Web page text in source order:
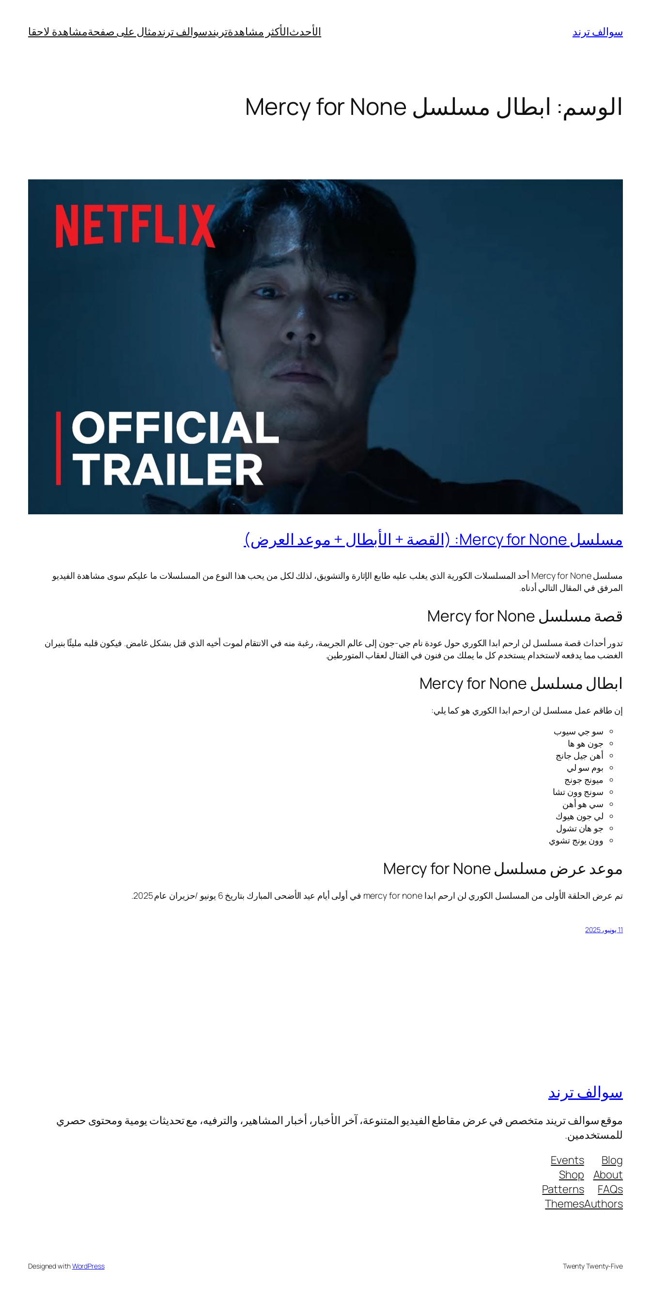
المحتوى
سوالف ترند الأحدثالأكثر مشاهدةتريندسوالف ترندمثال على صفحةمشاهدة لاحقا
الوسم: ابطال مسلسل Mercy for None
مسلسل Mercy for None: (القصة + الأبطال + موعد العرض)
مسلسل Mercy for None أحد المسلسلات الكورية الذي يغلب عليه طابع الإثارة والتشويق، لذلك لكل من يحب هذا النوع من المسلسلات ما عليكم سوى مشاهدة الفيديو
المرفق في المقال التالي أدناه.
قصة مسلسل Mercy for None
تدور أحداث قصة مسلسل لن ارحم ابدا الكوري حول عودة نام جي-جون إلى عالم الجريمة، رغبة منه في الانتقام لموت أخيه الذي قتل بشكل غامض. فيكون قلبه مليئًا بنيران
الغضب مما يدفعه لاستخدام يستخدم كل ما يملك من فنون في القتال لعقاب المتورطين.
ابطال مسلسل Mercy for None
إن طاقم عمل مسلسل لن ارحم ابدا الكوري هو كما يلي:
سو جي سيوب
جون هو ها
أهن جيل جانج
بوم سو لي
ميونج جونج
سونج وون تشا
سي هو أهن
لي جون هيوك
جو هان تشول
وون يونج تشوي
موعد عرض مسلسل Mercy for None
تم عرض الحلقة الأولى من المسلسل الكوري لن ارحم ابدا mercy for none في أولى أيام عيد الأضحى المبارك بتاريخ 6 يونيو /حزيران عام 2025.
11 يونيو، 2025
سوالف ترند
موقع سوالف تريند متخصص في عرض مقاطع الفيديو المتنوعة، آخر الأخبار، أخبار المشاهير، والترفيه، مع تحديثات يومية ومحتوى حصري
للمستخدمين.
Blog
About
FAQs
Authors
Events
Shop
Patterns
Themes
Twenty Twenty-Five
Designed withWordPress